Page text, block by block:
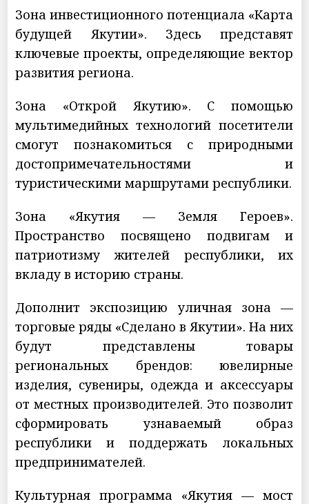
Зона инвестиционного потенциала «Карта
будущей Якутии». Здесь представят
ключевые проекты, определяющие вектор
развития региона.
Зона «Открой Якутию». С помощью
мультимедийных технологий посетители
смогут познакомиться с природными
достопримечательностями и
туристическими маршрутами республики.
Зона «Якутия — Земля Героев».
Пространство посвящено подвигам и
патриотизму жителей республики, их
вкладу в историю страны.
Дополнит экспозицию уличная зона —
торговые ряды «Сделано в Якутии». На них
будут представлены товары
региональных брендов: ювелирные
изделия, сувениры, одежда и аксессуары
от местных производителей. Это позволит
сформировать узнаваемый образ
республики и поддержать локальных
предпринимателей.
Культурная программа «Якутия — мост